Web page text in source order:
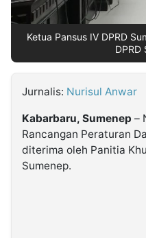
Kabarbaru.co
Ketua Pansus IV DPRD
DPRD
Jurnalis: Nurisul Anwar
Kabarbaru, Sumenep –
Rancangan Peraturan
diterima oleh Panitia
Sumenep.